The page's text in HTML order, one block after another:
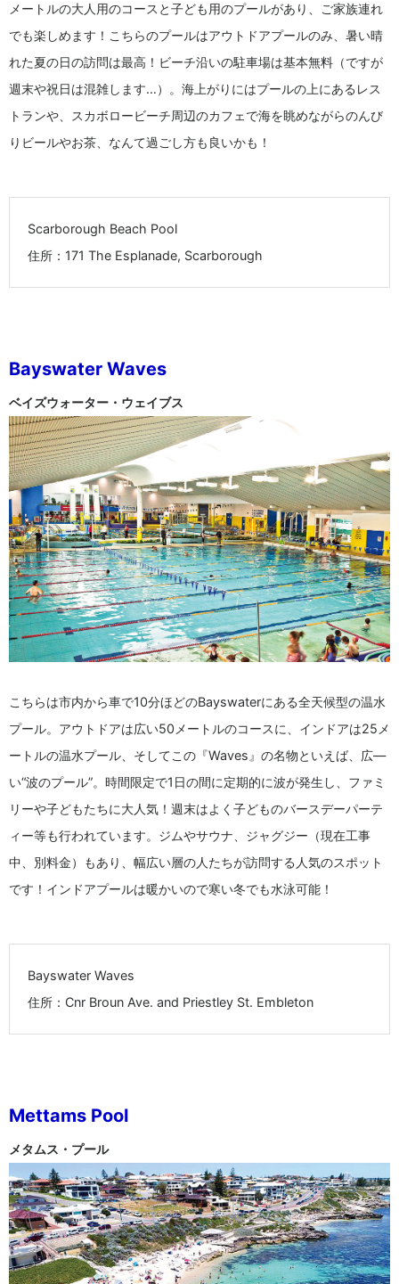
メートルの大人用のコースと子ども用のプールがあり、ご家族連れ
でも楽しめます！こちらのプールはアウトドアプールのみ、暑い晴
れた夏の日の訪問は最高！ビーチ沿いの駐車場は基本無料（ですが
週末や祝日は混雑します…）。海上がりにはプールの上にあるレス
トランや、スカボロービーチ周辺のカフェで海を眺めながらのんび
りビールやお茶、なんて過ごし方も良いかも！
Scarborough Beach Pool
住所：171 The Esplanade, Scarborough
Bayswater Waves
ベイズウォーター・ウェイブス
こちらは市内から車で10分ほどのBayswaterにある全天候型の温水
プール。アウトドアは広い50メートルのコースに、インドアは25メ
ートルの温水プール、そしてこの『Waves』の名物といえば、広―
い“波のプール”。時間限定で1日の間に定期的に波が発生し、ファミ
リーや子どもたちに大人気！週末はよく子どものバースデーパーテ
ィー等も行われています。ジムやサウナ、ジャグジー（現在工事
中、別料金）もあり、幅広い層の人たちが訪問する人気のスポット
です！インドアプールは暖かいので寒い冬でも水泳可能！
Bayswater Waves
住所：Cnr Broun Ave. and Priestley St. Embleton
Mettams Pool
メタムス・プール